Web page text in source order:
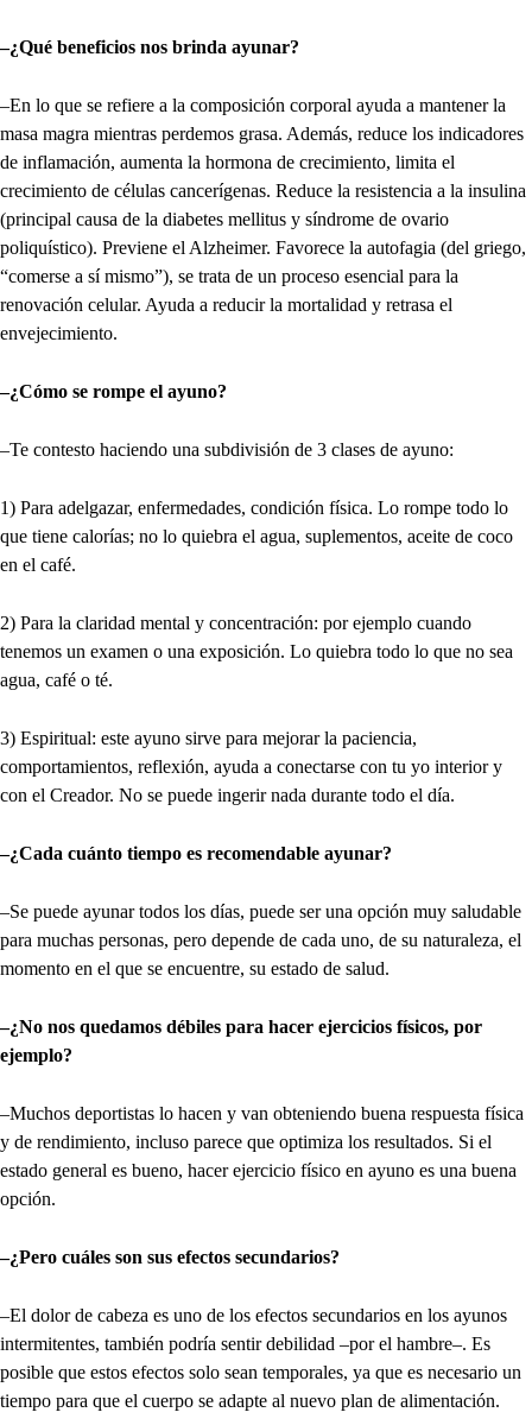
–¿Qué beneficios nos brinda ayunar?
–En lo que se refiere a la composición corporal ayuda a mantener la
masa magra mientras perdemos grasa. Además, reduce los indicadores
de inflamación, aumenta la hormona de crecimiento, limita el
crecimiento de células cancerígenas. Reduce la resistencia a la insulina
(principal causa de la diabetes mellitus y síndrome de ovario
poliquístico). Previene el Alzheimer. Favorece la autofagia (del griego,
“comerse a sí mismo”), se trata de un proceso esencial para la
renovación celular. Ayuda a reducir la mortalidad y retrasa el
envejecimiento.
–¿Cómo se rompe el ayuno?
–Te contesto haciendo una subdivisión de 3 clases de ayuno:
1) Para adelgazar, enfermedades, condición física. Lo rompe todo lo
que tiene calorías; no lo quiebra el agua, suplementos, aceite de coco
en el café.
2) Para la claridad mental y concentración: por ejemplo cuando
tenemos un examen o una exposición. Lo quiebra todo lo que no sea
agua, café o té.
3) Espiritual: este ayuno sirve para mejorar la paciencia,
comportamientos, reflexión, ayuda a conectarse con tu yo interior y
con el Creador. No se puede ingerir nada durante todo el día.
–¿Cada cuánto tiempo es recomendable ayunar?
–Se puede ayunar todos los días, puede ser una opción muy saludable
para muchas personas, pero depende de cada uno, de su naturaleza, el
momento en el que se encuentre, su estado de salud.
–¿No nos quedamos débiles para hacer ejercicios físicos, por
ejemplo?
–Muchos deportistas lo hacen y van obteniendo buena respuesta física
y de rendimiento, incluso parece que optimiza los resultados. Si el
estado general es bueno, hacer ejercicio físico en ayuno es una buena
opción.
–¿Pero cuáles son sus efectos secundarios?
–El dolor de cabeza es uno de los efectos secundarios en los ayunos
intermitentes, también podría sentir debilidad –por el hambre–. Es
posible que estos efectos solo sean temporales, ya que es necesario un
tiempo para que el cuerpo se adapte al nuevo plan de alimentación.